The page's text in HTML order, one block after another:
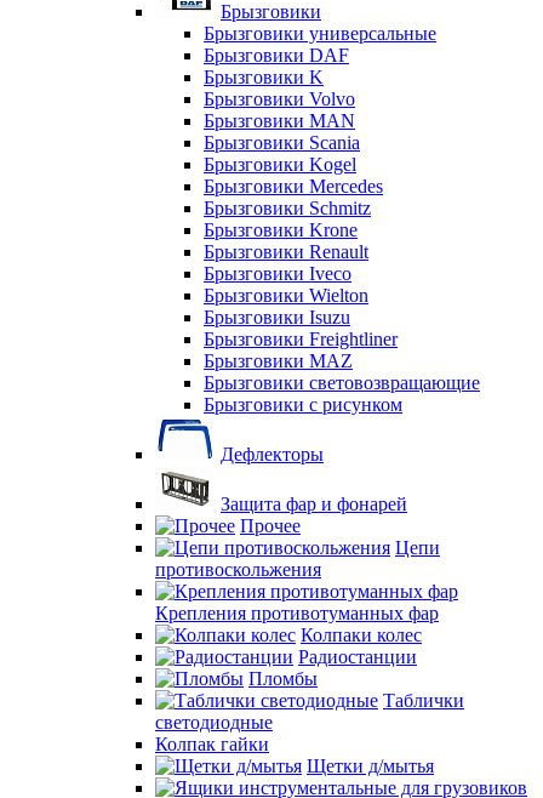
Брызговики
Брызговики универсальные
Брызговики DAF
Брызговики K
Брызговики Volvo
Брызговики MAN
Брызговики Scania
Брызговики Kogel
Брызговики Mercedes
Брызговики Schmitz
Брызговики Krone
Брызговики Renault
Брызговики Iveco
Брызговики Wielton
Брызговики Isuzu
Брызговики Freightliner
Брызговики MAZ
Брызговики световозвращающие
Брызговики с рисунком
Дефлекторы
Защита фар и фонарей
Прочее
Цепи
противоскольжения
Крепления противотуманных фар
Колпаки колес
Радиостанции
Пломбы
Таблички
светодиодные
Колпак гайки
Щетки д/мытья